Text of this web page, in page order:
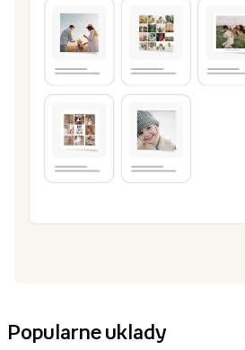
Popularne uklady